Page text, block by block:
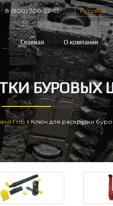
8 (800) 700-22-61 Русский
Главная О компании
БУРОВЫХ
ГНБ Ключ для раскрутки